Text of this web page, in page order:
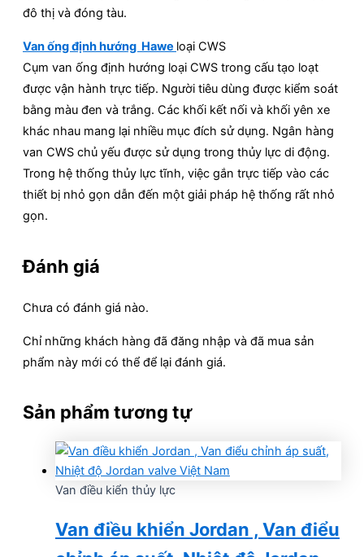
đô thị và đóng tàu.
Van ống định hướng Hawe loại CWS
Cụm van ống định hướng loại CWS trong cấu tạo loạt
được vận hành trực tiếp. Người tiêu dùng được kiểm soát
bằng màu đen và trắng. Các khối kết nối và khối yên xe
khác nhau mang lại nhiều mục đích sử dụng. Ngân hàng
van CWS chủ yếu được sử dụng trong thủy lực di động.
Trong hệ thống thủy lực tĩnh, việc gắn trực tiếp vào các
thiết bị nhỏ gọn dẫn đến một giải pháp hệ thống rất nhỏ
gọn.
Đánh giá
Chưa có đánh giá nào.
Chỉ những khách hàng đã đăng nhập và đã mua sản
phẩm này mới có thể để lại đánh giá.
Sản phẩm tương tự
Van điều kiển thủy lực
Van điều khiển Jordan , Van điểu